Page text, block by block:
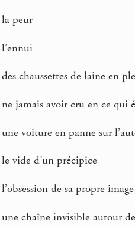
la peur
l’ennui
des chaussettes de laine en
ne jamais avoir cru en ce qui
une voiture en panne sur
le vide d’un précipice
l’obsession de sa propre image
une chaîne invisible autour